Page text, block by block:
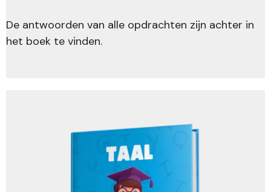
De antwoorden van alle opdrachten zijn achter in
het boek te vinden.